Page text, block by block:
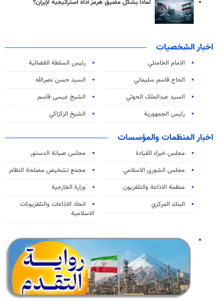
لماذا يشكّل مضيق هرمز أداة استراتيجية لإيران؟
اخبار الشخصيات
الامام الخامنئي
رئیس السلطة القضائیة
الحاج قاسم سليماني
السيد حسن نصرالله
السید عبدالملک الحوثي
الشيخ عيسى قاسم
رئيس الجمهورية
الشيخ الزكزاكي
اخبار المنظمات والمؤسسات
مجلس خبراء القيادة
مجلس صيانة الدستور
مجلس الشورى الاسلامي
مجمع تشخيص مصلحة النظام
منظمة الاذاعة والتلفزیون
وزارة الخارجية
البنك المركزي
اتحاد الاذاعات والتلفزيونات
الاسلامية